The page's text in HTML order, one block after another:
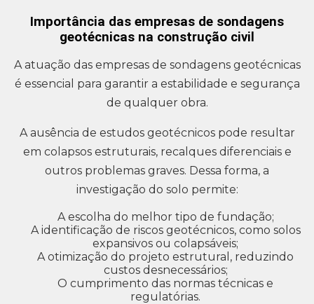
Importância das empresas de sondagens
geotécnicas na construção civil
A atuação das empresas de sondagens geotécnicas
é essencial para garantir a estabilidade e segurança
de qualquer obra.
A ausência de estudos geotécnicos pode resultar
em colapsos estruturais, recalques diferenciais e
outros problemas graves. Dessa forma, a
investigação do solo permite:
A escolha do melhor tipo de fundação;
A identificação de riscos geotécnicos, como solos
expansivos ou colapsáveis;
A otimização do projeto estrutural, reduzindo
custos desnecessários;
O cumprimento das normas técnicas e
regulatórias.